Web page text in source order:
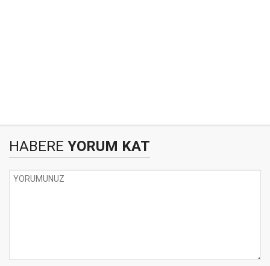
HABERE YORUM KAT